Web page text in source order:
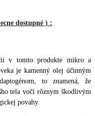
dostupné ) :
v tomto produkte mikro a
je kamenný olej účinným
to znamená, že
tela voči rôznym škodlivým
povahy.